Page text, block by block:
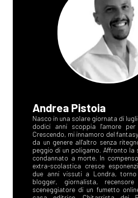
Andrea Pistoia